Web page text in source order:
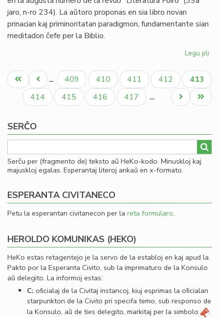
jaro, n-ro 234). La aŭtoro proponas en sia libro novan
prinacian kaj priminoritatan paradigmon, fundamentante sian
meditadon ĉefe per la Biblio.
Legu pli
de
Pagination
Unua
paĝo
Antaŭa
paĝo
… Paĝo
409 Paĝo
410 Paĝo
411 Paĝo
412
Aktuala
paĝo
413
Paĝo
414 Paĝo
415 Paĝo
416 Paĝo
417 …
Last
page
Next
page
SERĈO
Serĉu per (fragmento de) teksto aŭ HeKo-kodo. Minuskloj kaj
majuskloj egalas. Esperantaj literoj ankaŭ en x-formato.
ESPERANTA CIVITANECO
Petu la esperantan civitanecon per la reta formularo.
HEROLDO KOMUNIKAS (HEKO)
HeKo estas retagentejo je la servo de la establoj en kaj apud la
Pakto por la Esperanta Civito, sub la imprimaturo de la Konsulo
aŭ delegito. La informoj estas:
C: oﬁcialaj de la Civitaj instancoj, kiuj esprimas la oﬁcialan
starpunkton de la Civito pri specifa temo, sub responso de
la Konsulo, aŭ de ties delegito, markitaj per la simbolo
.